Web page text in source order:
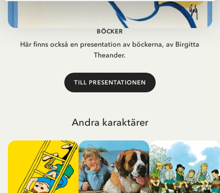
BÖCKER
Här finns också en presentation av böckerna, av Birgitta
Theander.
TILL PRESENTATIONEN
Andra karaktärer